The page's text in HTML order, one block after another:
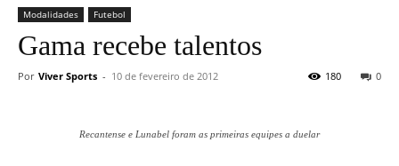
Modalidades Futebol
Gama recebe talentos
Por Viver Sports - 10 de fevereiro de 2012 0
180
Recantense e Lunabel foram as primeiras equipes a duelar